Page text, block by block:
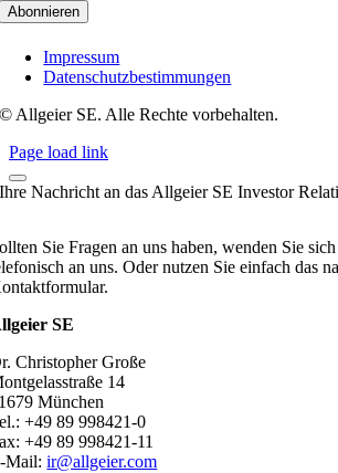
Impressum
Datenschutzbestimmungen
© Allgeier SE. Alle Rechte vorbehalten.
Page load link
Ihre Nachricht an das Allgeier SE Investor
Sie Fragen an uns haben, wenden Sie
an uns. Oder nutzen Sie einfach das
SE
Christopher Große
14
München
+49 89 998421-0
+49 89 998421-11
Mail:ir@allgeier.com